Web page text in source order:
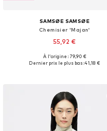
SAMSØE SAMSØE
Chemisier 'Majan'
55,92 €
Tailles disponibles: XS, S, M, XL
À l'origine : 79,90 €
Dernier prix le plus bas :41,18 €